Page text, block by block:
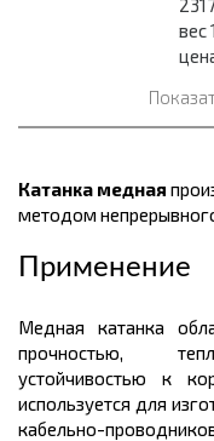
вес
Катанка медная
методом
Применение
Медная катанка
прочностью,
устойчивостью к
используется для
кабельно-